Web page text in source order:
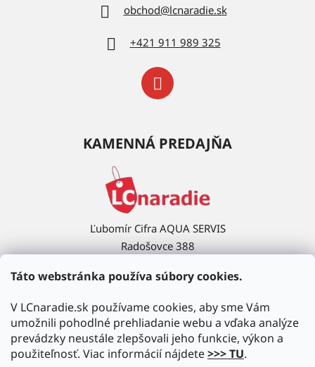
Táto webstránka používa súbory cookies.
V LCnaradie.sk používame cookies, aby sme Vám
umožnili pohodlné prehliadanie webu a vďaka analýze
prevádzky neustále zlepšovali jeho funkcie, výkon a
použiteľnosť. Viac informácií nájdete>>> TU.
obchod@lcnaradie.sk
+421 911 989 325
KAMENNÁ PREDAJŇA
Ľubomír Cifra AQUA SERVIS
Radošovce 388
Ukázať na mape →